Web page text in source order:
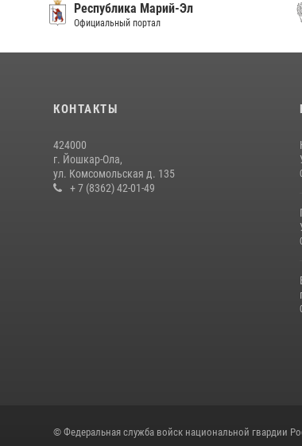
Республика Марий-Эл
Официальный портал
КОНТАКТЫ
424000
г. Йошкар-Ола,
ул. Комсомольская д. 135
+ 7 (8362) 42-01-49
© Федеральная служба войск национальной гвардии